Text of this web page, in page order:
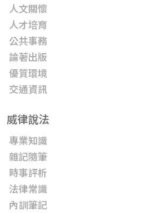
人文關懷
人才培育
公共事務
論著出版
優質環境
交通資訊
威律說法
專業知識
雜記隨筆
時事評析
法律常識
內訓筆記